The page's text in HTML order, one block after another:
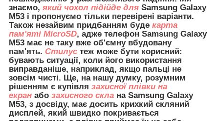
знаємо, який чохол підійде для Samsung Galaxy
M53 і пропонуємо тільки перевірені варіанти.
Також незайвим придбанням буде карта
пам'яті MicroSD, адже телефон Samsung Galaxy
M53 має не таку вже об'ємну вбудовану
пам'ять. Стилус теж може бути корисний:
бувають ситуації, коли його використання
виправданіше, наприклад, якщо пальці не
зовсім чисті. Ще, на нашу думку, розумним
рішенням є купівля захисної плівки на
екран або захисного скла на Samsung Galaxy
M53, з досвіду, має досить крихкий скляний
дисплей, який швидко покривається